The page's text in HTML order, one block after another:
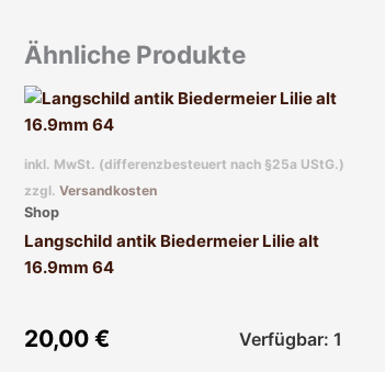
Ähnliche Produkte
inkl. MwSt. (differenzbesteuert nach §25a UStG.)
zzgl. Versandkosten
Shop
Langschild antik Biedermeier Lilie alt
16.9mm 64
20,00 € Verfügbar: 1